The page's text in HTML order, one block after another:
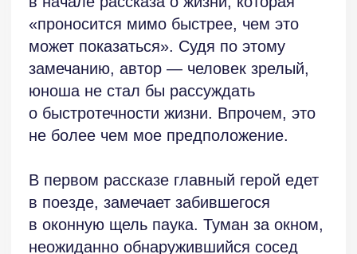
разрывают человека, и приступают
к нему с вопросом — «ты когда-нибудь
Герой возвращается мысленно в тот
солнечный день, когда он болтал
с девочкой, и увидел, как на пенек
выполз маленький лесной паук. Герой
легко раздавил его, даже не придав
ему пришли предъявить за жизнь той
маленькой твари. «Мы чувствуем
ложь» — говорит паук в его кошмаре,
и герою становится понятно: «Выбора
нет. Любые действия порождают